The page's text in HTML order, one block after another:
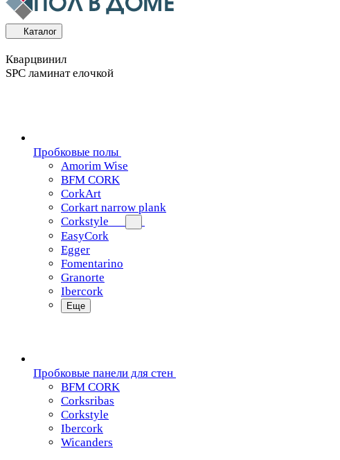
Каталог
Кварцвинил
SPC ламинат елочкой
Пробковые полы
Amorim Wise
BFM CORK
CorkArt
Corkart narrow plank
Corkstyle
EasyCork
Egger
Fomentarino
Granorte
Ibercork
Еще
Пробковые панели для стен
BFM CORK
Corksribas
Corkstyle
Ibercork
Wicanders